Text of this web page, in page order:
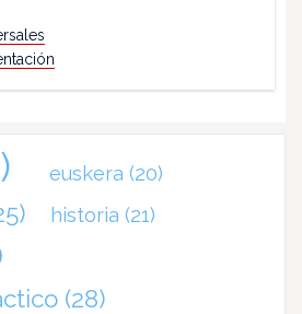
euskera (20)
historia (21)
(28)